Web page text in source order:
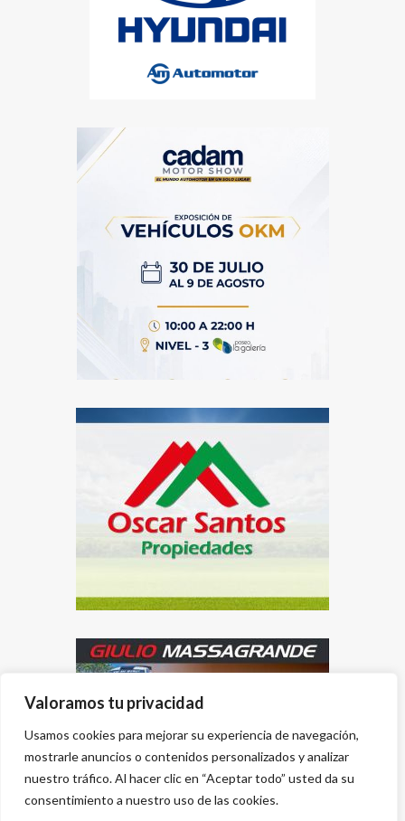
Valoramos tu privacidad
Usamos cookies para mejorar su experiencia de navegación,
mostrarle anuncios o contenidos personalizados y analizar
nuestro tráfico. Al hacer clic en “Aceptar todo” usted da su
consentimiento a nuestro uso de las cookies.